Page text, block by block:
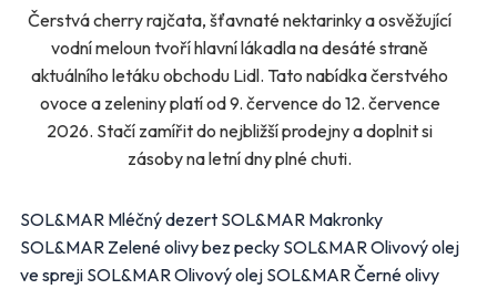
Čerstvá cherry rajčata, šťavnaté nektarinky a osvěžující
vodní meloun tvoří hlavní lákadla na desáté straně
aktuálního letáku obchodu Lidl. Tato nabídka čerstvého
ovoce a zeleniny platí od 9. července do 12. července
2026. Stačí zamířit do nejbližší prodejny a doplnit si
zásoby na letní dny plné chuti.
SOL&MAR Mléčný dezert SOL&MAR Makronky
SOL&MAR Zelené olivy bez pecky SOL&MAR Olivový olej
ve spreji SOL&MAR Olivový olej SOL&MAR Černé olivy
Přihlásit k odběru